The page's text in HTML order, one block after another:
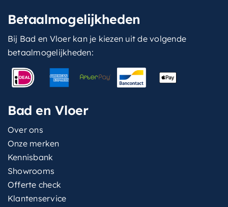
Betaalmogelijkheden
Bij Bad en Vloer kan je kiezen uit de volgende
betaalmogelijkheden:
Bad en Vloer
Over ons
Onze merken
Kennisbank
Showrooms
Offerte check
Klantenservice